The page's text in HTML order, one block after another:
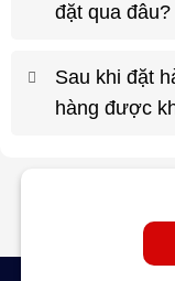
đặt qua đâu?
Sau khi đặt
hàng được